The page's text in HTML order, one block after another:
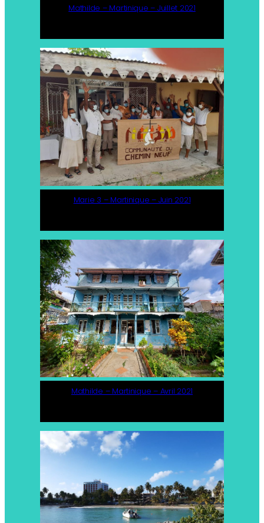
Mathilde – Martinique – Juillet 2021
Marie 3 – Martinique – Juin 2021
Mathilde – Martinique – Avril 2021